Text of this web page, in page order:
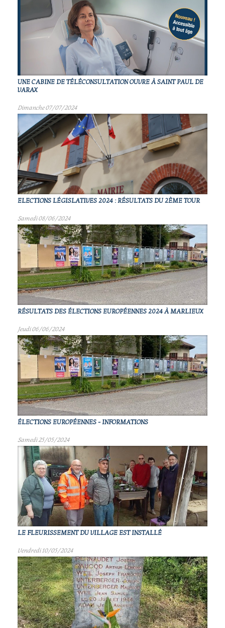
UNE CABINE DE TÉLÉCONSULTATION OUVRE À SAINT PAUL DE
VARAX
Dimanche 07/07/2024
ELECTIONS LÉGISLATIVES 2024 : RÉSULTATS DU 2ÈME TOUR
Samedi 08/06/2024
RÉSULTATS DES ÉLECTIONS EUROPÉENNES 2024 À MARLIEUX
Jeudi 06/06/2024
ÉLECTIONS EUROPÉENNES - INFORMATIONS
Samedi 25/05/2024
LE FLEURISSEMENT DU VILLAGE EST INSTALLÉ
Vendredi 10/05/2024